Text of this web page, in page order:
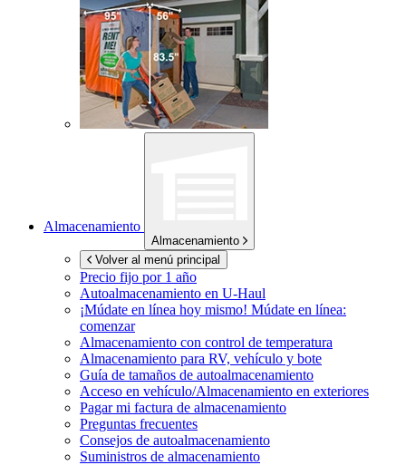
Almacenamiento
Almacenamiento
Volver al menú principal
Precio fijo por 1 año
Autoalmacenamiento en U-Haul
¡Múdate en línea hoy mismo! Múdate en línea:
comenzar
Almacenamiento con control de temperatura
Almacenamiento para RV, vehículo y bote
Guía de tamaños de autoalmacenamiento
Acceso en vehículo/Almacenamiento en exteriores
Pagar mi factura de almacenamiento
Preguntas frecuentes
Consejos de autoalmacenamiento
Suministros de almacenamiento